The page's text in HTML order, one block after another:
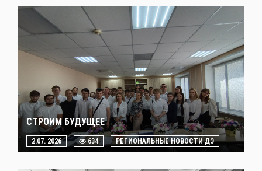
СТРОИМ БУДУЩЕЕ
2.07. 2026 634 РЕГИОНАЛЬНЫЕ НОВОСТИ ДЭ